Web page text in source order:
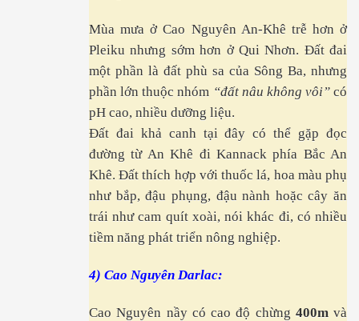
Mùa mưa ở Cao Nguyên An-Khê trễ hơn ở
Pleiku nhưng sớm hơn ở Qui Nhơn. Đất đai
một phần là đất phù sa của Sông Ba, nhưng
phần lớn thuộc nhóm “đất nâu không vôi”có
pH cao, nhiều dưỡng liệu.
Đất đai khả canh tại đây có thể gặp đọc
đường từ An Khê đi Kannack phía Bắc An
Khê. Đất thích hợp với thuốc lá, hoa màu phụ
như bắp, đậu phụng, đậu nành hoặc cây ăn
trái như cam quít xoài, nói khác đi, có nhiều
tiềm năng phát triển nông nghiệp.
4) Cao Nguyên Darlac:
Cao Nguyên nầy có cao độ chừng 400m và